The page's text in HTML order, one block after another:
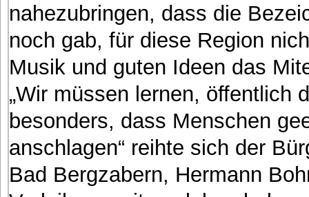
nahezubringen, dass die
noch gab, für diese Region
Musik und guten Ideen das
„Wir müssen lernen, öffentlich
besonders, dass Menschen
anschlagen“ reihte sich der
Bad Bergzabern, Hermann